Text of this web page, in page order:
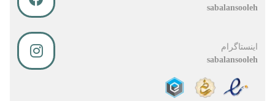
sabalansooleh
اینستاگرام
sabalansooleh